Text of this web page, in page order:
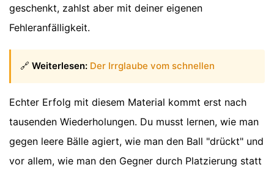
geschenkt, zahlst aber mit deiner eigenen
Fehleranfälligkeit.
🔗 Weiterlesen: Der Irrglaube vom schnellen
Echter Erfolg mit diesem Material kommt erst nach
tausenden Wiederholungen. Du musst lernen, wie man
gegen leere Bälle agiert, wie man den Ball "drückt" und
vor allem, wie man den Gegner durch Platzierung statt